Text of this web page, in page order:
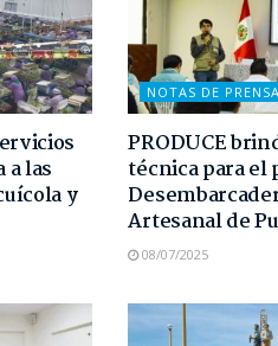
a las
y
NOTAS DE PRENSA
PRODUCE
técnica para el
Artesanal de
08/07/2025